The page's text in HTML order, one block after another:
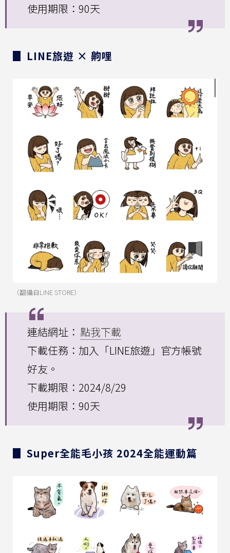
使用期限：90天
▊ LINE旅遊 × 齁哩
（翻攝自LINE STORE）
連結網址： 點我下載
下載任務：加入「LINE旅遊」官方帳號
好友。
下載期限：2024/8/29
使用期限：90天
▊ Super全能毛小孩 2024全能運動篇